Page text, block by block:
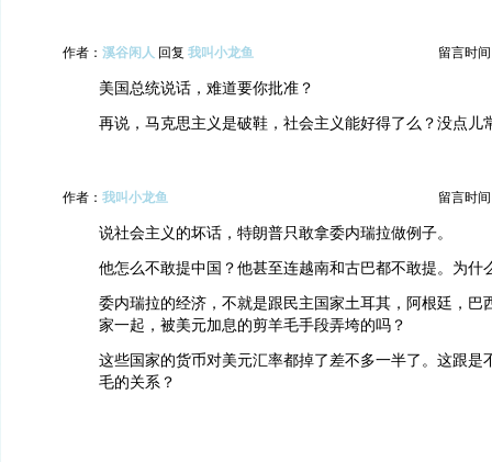
作者： 溪谷闲人 回复 我叫小龙鱼 留言时间
美国总统说话，难道要你批准？
再说，马克思主义是破鞋，社会主义能好得了么？没点儿
作者： 我叫小龙鱼 留言时间
说社会主义的坏话，特朗普只敢拿委内瑞拉做例子。
他怎么不敢提中国？他甚至连越南和古巴都不敢提。为什
委内瑞拉的经济，不就是跟民主国家土耳其，阿根廷，巴
家一起，被美元加息的剪羊毛手段弄垮的吗？
这些国家的货币对美元汇率都掉了差不多一半了。这跟是
毛的关系？